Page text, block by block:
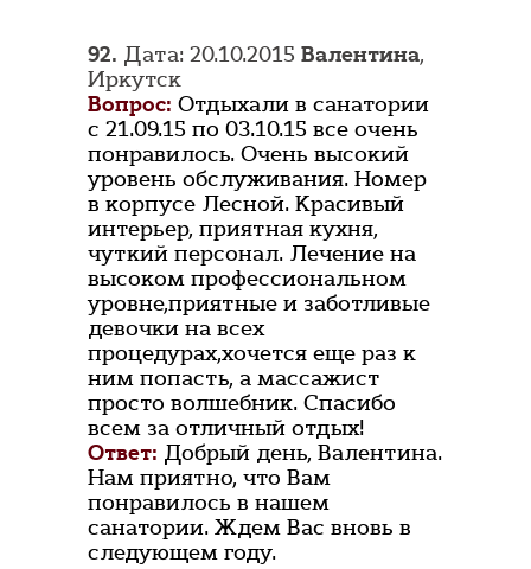
92. Дата: 20.10.2015 Валентина,
Иркутск
Вопрос: Отдыхали в санатории
с 21.09.15 по 03.10.15 все очень
понравилось. Очень высокий
уровень обслуживания. Номер
в корпусе Лесной. Красивый
интерьер, приятная кухня,
чуткий персонал. Лечение на
высоком профессиональном
уровне,приятные и заботливые
девочки на всех
процедурах,хочется еще раз к
ним попасть, а массажист
просто волшебник. Спасибо
всем за отличный отдых!
Ответ: Добрый день, Валентина.
Нам приятно, что Вам
понравилось в нашем
санатории. Ждем Вас вновь в
следующем году.